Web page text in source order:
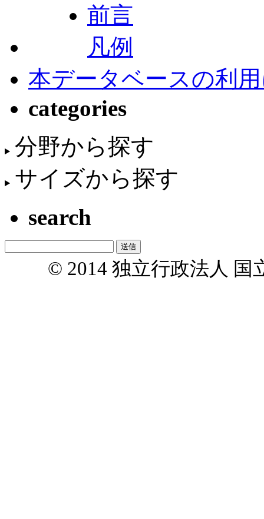
前言
凡例
本データベースの利
categories
分野から探す
サイズから探す
search
© 2014 独立行政法人 国